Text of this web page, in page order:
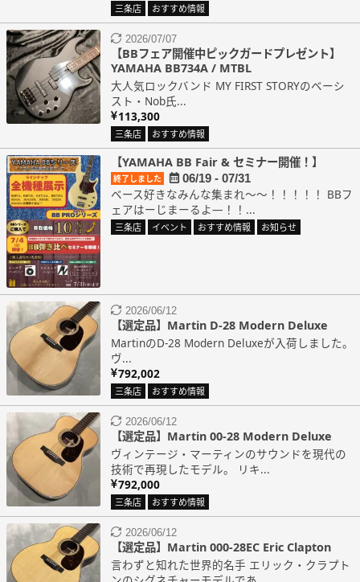
三条店 おすすめ情報
2026/07/07
【BBフェア開催中ピックガードプレゼント】
YAMAHA BB734A / MTBL
大人気ロックバンド MY FIRST STORYのベーシ
スト・Nob氏...
113,300
三条店 おすすめ情報
【YAMAHA BB Fair & セミナー開催！】
終了しました 06/19 - 07/31
ベース好きなみんな集まれ～～！！！！！ BBフ
ェアはーじまーるよ―！！...
三条店 イベント おすすめ情報 お知らせ
2026/06/12
【選定品】Martin D-28 Modern Deluxe
MartinのD-28 Modern Deluxeが入荷しました。
ヴ...
792,002
三条店 おすすめ情報
2026/06/12
【選定品】Martin 00-28 Modern Deluxe
ヴィンテージ・マーティンのサウンドを現代の
技術で再現したモデル。 リキ...
792,000
三条店 おすすめ情報
2026/06/12
【選定品】Martin 000-28EC Eric Clapton
言わずと知れた世界的名手 エリック・クラプト